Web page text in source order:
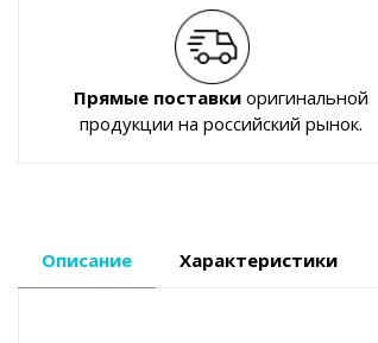
Прямые поставкиоригинальной
продукции на российский рынок.
Описание Характеристики